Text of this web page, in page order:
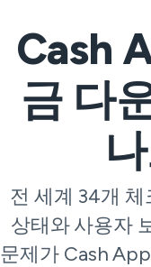
Cash
금 다
전 세계 34개
상태와 사용자
문제가 Cash